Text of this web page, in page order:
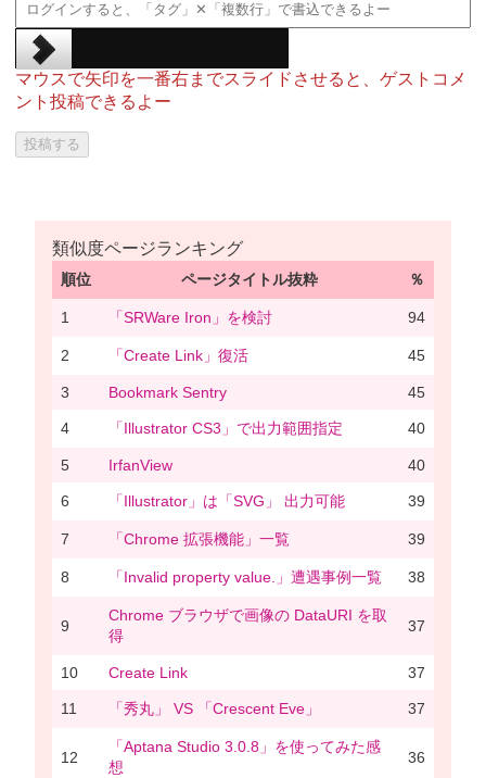
マウスで矢印を一番右までスライドさせると、ゲストコメ
ント投稿できるよー
類似度ページランキング
順位 ページタイトル抜粋 ％
1 「SRWare Iron」を検討 94
2 「Create Link」復活 45
3 Bookmark Sentry 45
4 「Illustrator CS3」で出力範囲指定 40
5 IrfanView 40
6 「Illustrator」は「SVG」 出力可能 39
7 「Chrome 拡張機能」一覧 39
8 「Invalid property value.」遭遇事例一覧 38
9
Chrome ブラウザで画像の DataURI を取
得
37
10 Create Link 37
11 「秀丸」 VS 「Crescent Eve」 37
12
「Aptana Studio 3.0.8」を使ってみた感
想
36